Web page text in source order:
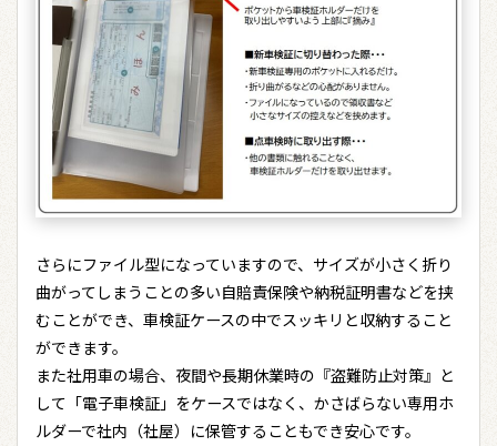
さらにファイル型になっていますので、サイズが小さく折り
曲がってしまうことの多い自賠責保険や納税証明書などを挟
むことができ、車検証ケースの中でスッキリと収納すること
ができます。
また社用車の場合、夜間や長期休業時の『盗難防止対策』と
して「電子車検証」をケースではなく、かさばらない専用ホ
ルダーで社内（社屋）に保管することもでき安心です。